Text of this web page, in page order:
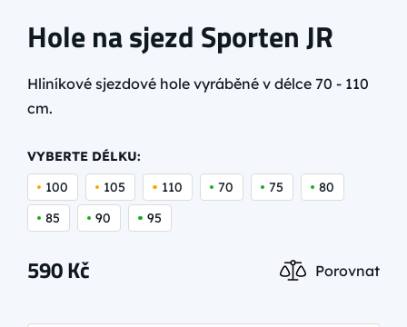
Hole na sjezd Sporten JR
Hliníkové sjezdové hole vyráběné v délce 70 - 110
cm.
VYBERTE DÉLKU:
100
105 110 70 75
80
85
90 95
590Kč Porovnat